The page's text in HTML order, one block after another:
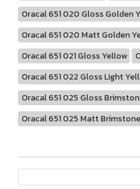
Oracal 651 020 Gloss Golden
Oracal 651 020 Matt Golden
Oracal 651 021 Gloss Yellow
Oracal 651 022 Gloss Light
Oracal 651 025 Gloss
Oracal 651 025 Matt